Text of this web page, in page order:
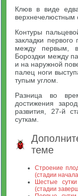
Клюв в виде
верхнечелюстным
Контуры
закладки
между первым,
Бороздки между
и на наружной
палец ноги
тупым углом.
Разница во
достижения
развития, 27-й
суткам.
теме
Строение
(стадии
Шестые
(стадии